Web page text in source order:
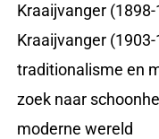
Kraaijvanger
Kraaijvanger
traditionalisme en
zoek naar
moderne wereld